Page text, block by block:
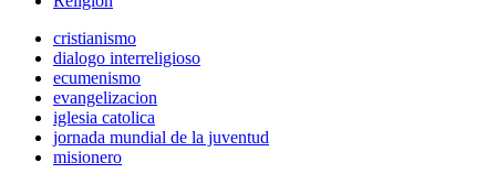
cristianismo
dialogo interreligioso
ecumenismo
evangelizacion
iglesia catolica
jornada mundial de la juventud
misionero